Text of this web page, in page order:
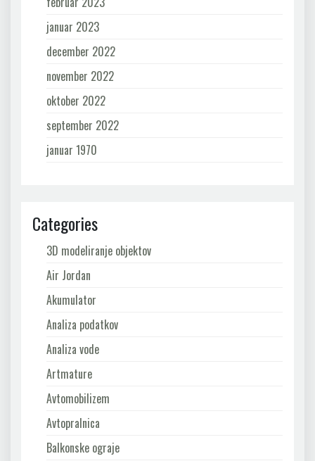
januar 2023
december 2022
november 2022
oktober 2022
september 2022
januar 1970
Categories
3D modeliranje objektov
Air Jordan
Akumulator
Analiza podatkov
Analiza vode
Artmature
Avtomobilizem
Avtopralnica
Balkonske ograje